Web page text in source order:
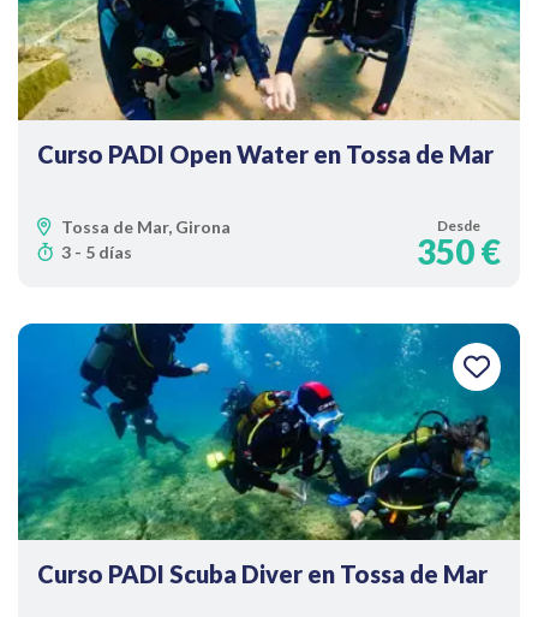
Curso PADI Open Water en Tossa de Mar
Tossa de Mar, Girona
3 - 5 días
Desde
350 €
Curso PADI Scuba Diver en Tossa de Mar